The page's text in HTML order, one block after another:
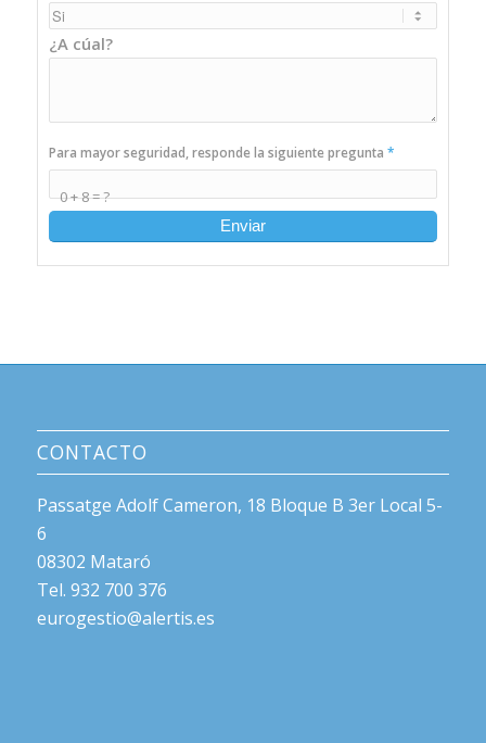
¿A cúal?
0 + 8 = ?
Para mayor seguridad, responde la siguiente pregunta *
CONTACTO
Passatge Adolf Cameron, 18 Bloque B 3er Local 5-
6
08302 Mataró
Tel. 932 700 376
eurogestio@alertis.es